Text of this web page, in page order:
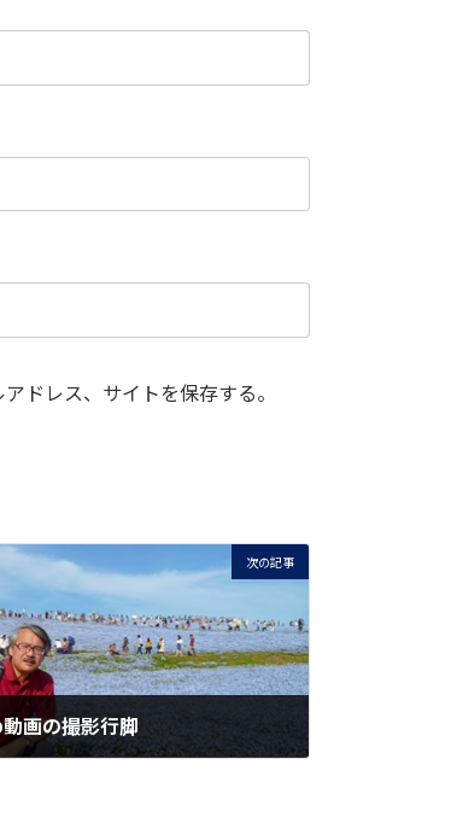
ドレス、サイトを保存する。
次の記事
画の撮影行脚